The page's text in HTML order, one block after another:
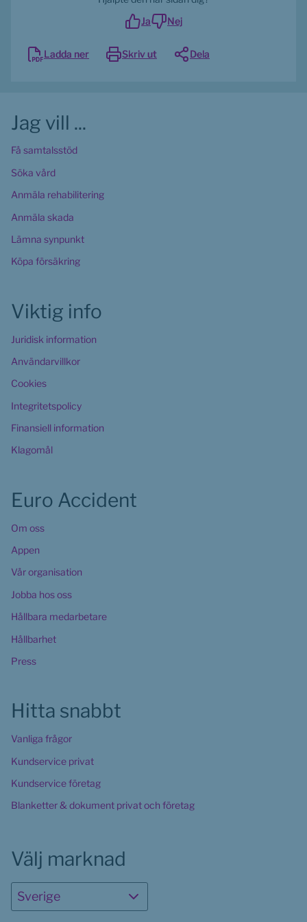
Ja
Nej
Ladda ner Skriv ut Dela
Jag vill ...
Få samtalsstöd
Söka vård
Anmäla rehabilitering
Anmäla skada
Lämna synpunkt
Köpa försäkring
Viktig info
Juridisk information
Användarvillkor
Cookies
Integritetspolicy
Finansiell information
Klagomål
Euro Accident
Om oss
Appen
Vår organisation
Jobba hos oss
Hållbara medarbetare
Hållbarhet
Press
Hitta snabbt
Vanliga frågor
Kundservice privat
Kundservice företag
Blanketter & dokument privat och företag
Välj marknad
Sverige